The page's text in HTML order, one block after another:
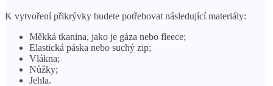
K vytvoření přikrývky budete potřebovat následující materiály:
Měkká tkanina, jako je gáza nebo fleece;
Elastická páska nebo suchý zip;
Vlákna;
Nůžky;
Jehla.